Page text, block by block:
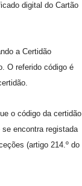
digital do Cartão
a Certidão
O referido código é
o código da certidão
encontra registada
(artigo 214.º do